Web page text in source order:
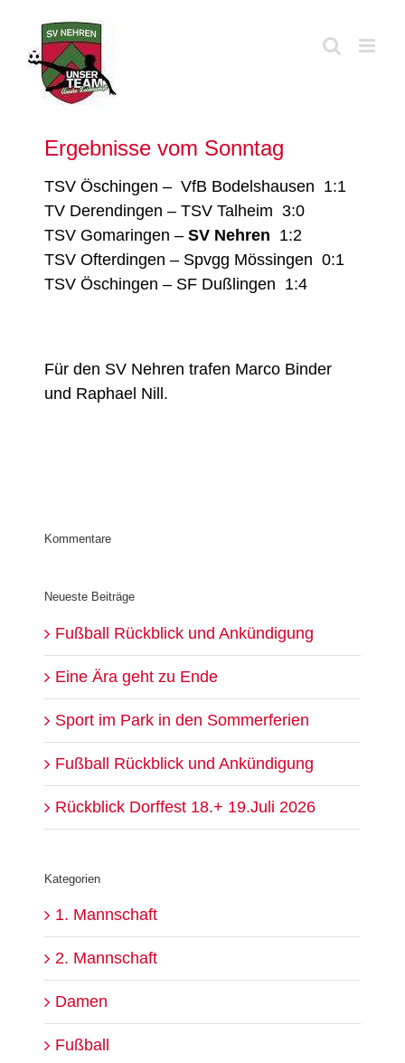
springen
Ergebnisse vom Sonntag
TSV Öschingen – VfB Bodelshausen 1:1
TV Derendingen – TSV Talheim 3:0
TSV Gomaringen –SV Nehren 1:2
TSV Ofterdingen – Spvgg Mössingen 0:1
TSV Öschingen – SF Dußlingen 1:4
Für den SV Nehren trafen Marco Binder
und Raphael Nill.
Kommentare
Neueste Beiträge
Fußball Rückblick und Ankündigung
Eine Ära geht zu Ende
Sport im Park in den Sommerferien
Fußball Rückblick und Ankündigung
Rückblick Dorffest 18.+ 19.Juli 2026
Kategorien
1. Mannschaft
2. Mannschaft
Damen
Fußball